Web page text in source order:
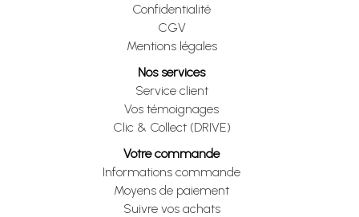
Confidentialité
CGV
Mentions légales
Nos services
Service client
Vos témoignages
Clic & Collect (DRIVE)
Votre commande
Informations commande
Moyens de paiement
Suivre vos achats